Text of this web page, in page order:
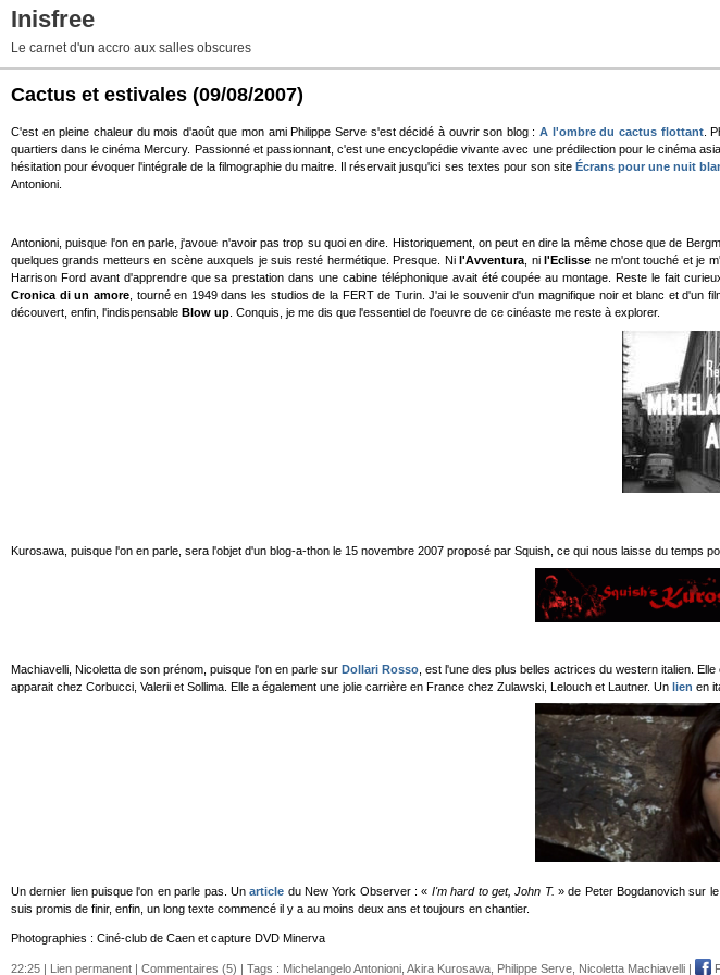
Inisfree
Le carnet d'un accro aux salles obscures
Cactus et estivales (09/08/2007)
C'est en pleine chaleur du mois d'août que mon ami Philippe Serve s'est décidé à ouvrir son blog :A l'ombre du cactus flottant.
quartiers dans le cinéma Mercury. Passionné et passionnant, c'est une encyclopédie vivante avec une prédilection pour le cinéma
hésitation pour évoquer l'intégrale de la filmographie du maitre. Il réservait jusqu'ici ses textes pour son site Écrans pour une nuit
Antonioni.
Antonioni, puisque l'on en parle, j'avoue n'avoir pas trop su quoi en dire. Historiquement, on peut en dire la même chose que de
quelques grands metteurs en scène auxquels je suis resté hermétique. Presque. Nil'Avventura , nil'Eclisse ne m'ont touché et je
Harrison Ford avant d'apprendre que sa prestation dans une cabine téléphonique avait été coupée au montage. Reste le fait
Cronica di un amore, tourné en 1949 dans les studios de la FERT de Turin. J'ai le souvenir d'un magnifique noir et blanc et d'un
découvert, enfin, l'indispensable Blow up . Conquis, je me dis que l'essentiel de l'oeuvre de ce cinéaste me reste à explorer.
Kurosawa, puisque l'on en parle, sera l'objet d'un blog-a-thon le 15 novembre 2007 proposé par Squish, ce qui nous laisse du temps
Machiavelli, Nicoletta de son prénom, puisque l'on en parle sur Dollari Rosso , est l'une des plus belles actrices du western italien.
apparait chez Corbucci, Valerii et Sollima. Elle a également une jolie carrière en France chez Zulawski, Lelouch et Lautner. Un lien en
Un dernier lien puisque l'on en parle pas. Unarticle du New York Observer : « I'm hard to get, John T.» de Peter Bogdanovich sur
suis promis de finir, enfin, un long texte commencé il y a au moins deux ans et toujours en chantier.
Photographies : Ciné-club de Caen et capture DVD Minerva
22:25 | Lien permanent | Commentaires (5) | Tags : Michelangelo Antonioni Akira Kurosawa Philippe Serve Nicoletta Machiavelli |